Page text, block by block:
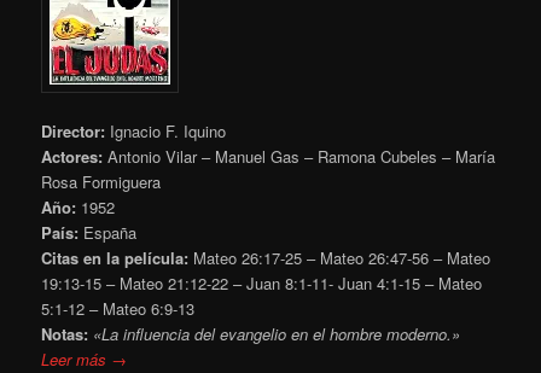
Director: Ignacio F. Iquino
Actores: Antonio Vilar – Manuel Gas – Ramona Cubeles – María
Rosa Formiguera
Año: 1952
País: España
Citas en la película: Mateo 26:17-25 – Mateo 26:47-56 – Mateo
19:13-15 – Mateo 21:12-22 – Juan 8:1-11- Juan 4:1-15 – Mateo
5:1-12 – Mateo 6:9-13
Notas: «La influencia del evangelio en el hombre moderno.»
Leer más →